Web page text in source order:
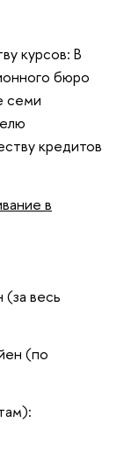
курсов:
бюро
семи
кредито
весь
(по